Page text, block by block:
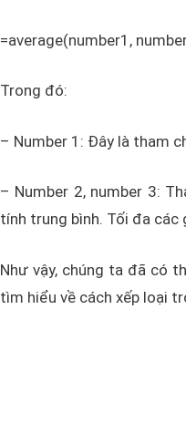
=average(number1,
Trong đó:
– Number 1: Đây là tham
– Number 2, number 3:
tính trung bình. Tối đa các
Như vậy, chúng ta đã có
tìm hiểu về cách xếp loại